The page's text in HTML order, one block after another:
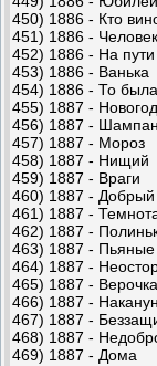
450) 1886 - Кто
451) 1886 - Человек
452) 1886 - На пути
453) 1886 - Ванька
454) 1886 - То
455) 1887 -
456) 1887 -
457) 1887 - Мороз
458) 1887 - Нищий
459) 1887 - Враги
460) 1887 -
461) 1887 -
462) 1887 -
463) 1887 - Пьяные
464) 1887 -
465) 1887 - Верочка
466) 1887 -
467) 1887 -
468) 1887 -
469) 1887 - Дома